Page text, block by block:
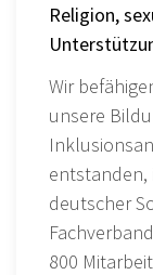
Religion,
Wir
unsere
entstanden,
deutscher
800